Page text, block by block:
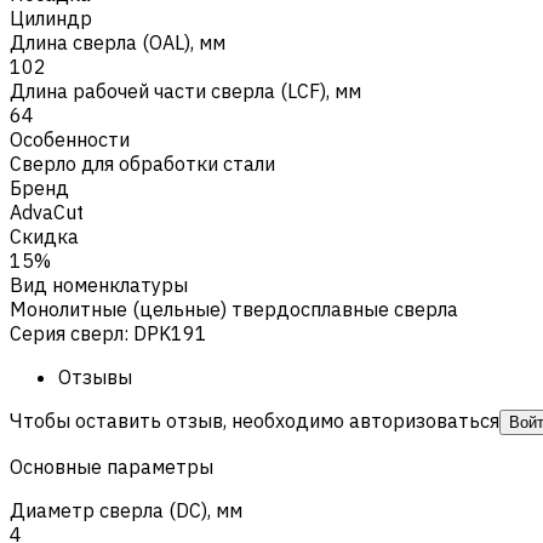
Цилиндр
Длина сверла (OAL), мм
102
Длина рабочей части сверла (LCF), мм
64
Особенности
Сверло для обработки стали
Бренд
AdvaCut
Скидка
15%
Вид номенклатуры
Монолитные (цельные) твердосплавные сверла
Серия сверл: DPK191
Отзывы
Чтобы оставить отзыв, необходимо авторизоваться
Основные параметры
Диаметр сверла (DC), мм
4